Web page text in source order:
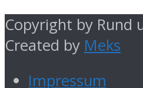
Copyright by Rund
Created by Meks
Impressum